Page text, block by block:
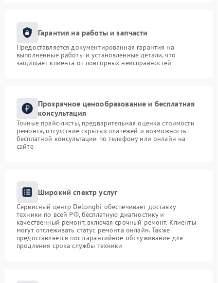
Гарантия на работы и запчасти
Предоставляется документированная гарантия на
выполненные работы и установленные детали, что
защищает клиента от повторных неисправностей
Прозрачное ценообразование и бесплатная
консультация
Точные прайс-листы, предварительная оценка стоимости
ремонта, отсутствие скрытых платежей и возможность
бесплатной консультации по телефону или онлайн на
сайте
Широкий спектр услуг
Сервисный центр DeLonghi обеспечивает доставку
техники по всей РФ, бесплатную диагностику и
качественный ремонт, включая срочный ремонт. Клиенты
могут отслеживать статус ремонта онлайн. Также
предоставляется постгарантийное обслуживание для
продления срока службы техники